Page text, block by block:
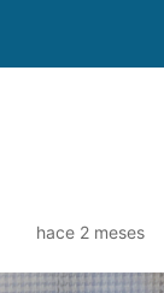
hace 2 meses